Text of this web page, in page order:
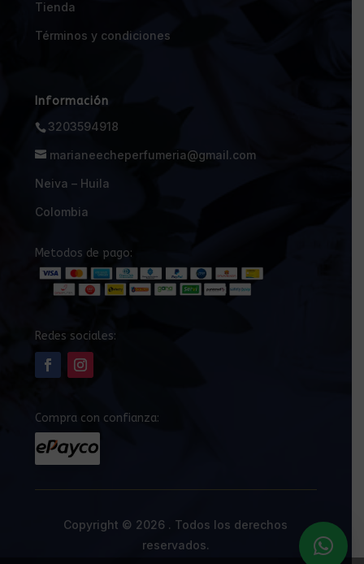
Tienda
Términos y condiciones
Información
3203594918
marianeecheperfumeria@gmail.com
Neiva – Huila
Colombia
Metodos de pago:
Redes sociales:
Compra con confianza:
Copyright © 2026 . Todos los derechos
reservados.